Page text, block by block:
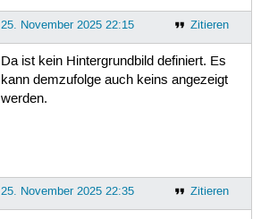
Zitieren
25. November 2025 22:15
Da ist kein Hintergrundbild definiert. Es
kann demzufolge auch keins angezeigt
werden.
Zitieren
25. November 2025 22:35